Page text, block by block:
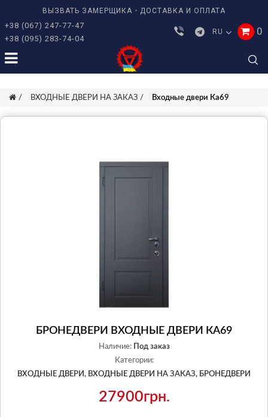
ВЫЗВАТЬ ЗАМЕРЩИКА ДОСТАВКА И ОПЛАТА
+38 (067) 247-77-47
+38 (095) 283-74-04
RU 0
ВХОДНЫЕ ДВЕРИ НА ЗАКАЗ Входные двери Ка69
БРОНЕДВЕРИ ВХОДНЫЕ ДВЕРИ КА69
Наличие:
Под заказ
Категории:
ВХОДНЫЕ ДВЕРИ, ВХОДНЫЕ ДВЕРИ НА ЗАКАЗ, БРОНЕДВЕРИ
27900грн.